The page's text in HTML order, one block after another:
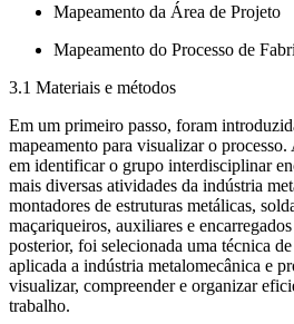
Mapeamento da Área de Projeto
Mapeamento do Processo de
3.1 Materiais e métodos
Em um primeiro passo, foram
mapeamento para visualizar o
em identificar o grupo interdisciplinar
mais diversas atividades da indústria
montadores de estruturas metálicas,
maçariqueiros, auxiliares e
posterior, foi selecionada uma técnica
aplicada a indústria metalomecânica e
visualizar, compreender e organizar
trabalho.